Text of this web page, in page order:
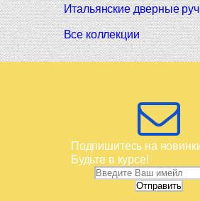
Итальянские дверные
Все коллекции
Подпишитесь на
Будьте в курсе!